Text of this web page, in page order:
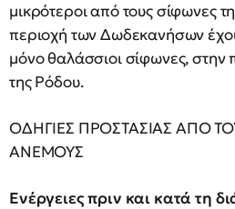
μικρότεροι από τους σίφωνες
περιοχή των Δωδεκανήσων
μόνο θαλάσσιοι σίφωνες, στην
της Ρόδου.
ΟΔΗΓΙΕΣ ΠΡΟΣΤΑΣΙΑΣ ΑΠΟ
ΑΝΕΜΟΥΣ
Ενέργειες πριν και κατά τη